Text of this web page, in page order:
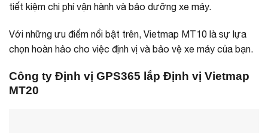
tiết kiệm chi phí vận hành và bảo dưỡng xe máy.
Với những ưu điểm nổi bật trên, Vietmap MT10 là sự lựa
chọn hoàn hảo cho việc định vị và bảo vệ xe máy của bạn.
Công ty Định vị GPS365 lắp Định vị Vietmap
MT20